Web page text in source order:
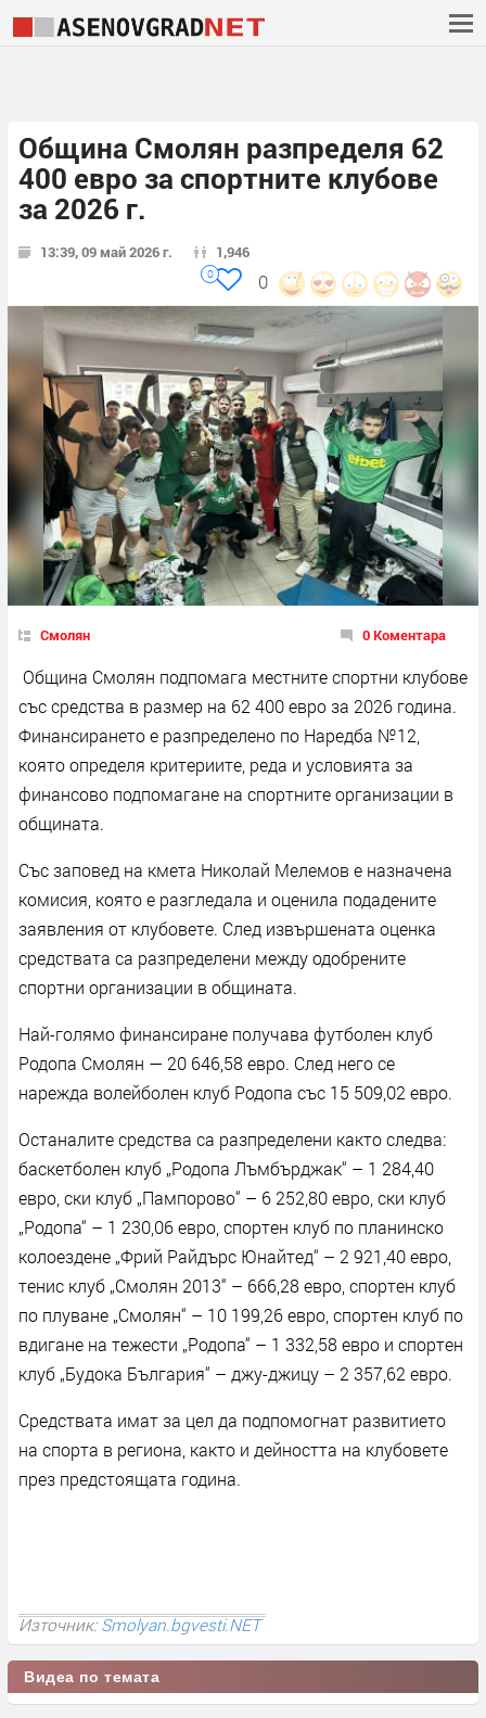
Община Смолян разпределя 62
400 евро за спортните клубове
за 2026 г.
13:39, 09 май 2026 г. 1,946
0
0
Смолян 0 Коментара
Община Смолян подпомага местните спортни клубове
със средства в размер на 62 400 евро за 2026 година.
Финансирането е разпределено по Наредба №12,
която определя критериите, реда и условията за
финансово подпомагане на спортните организации в
общината.
Със заповед на кмета Николай Мелемов е назначена
комисия, която е разгледала и оценила подадените
заявления от клубовете. След извършената оценка
средствата са разпределени между одобрените
спортни организации в общината.
Най-голямо финансиране получава футболен клуб
Родопа Смолян — 20 646,58 евро. След него се
нарежда волейболен клуб Родопа със 15 509,02 евро.
Останалите средства са разпределени както следва:
баскетболен клуб „Родопа Лъмбърджак“ – 1 284,40
евро, ски клуб „Пампорово“ – 6 252,80 евро, ски клуб
„Родопа“ – 1 230,06 евро, спортен клуб по планинско
колоездене „Фрий Райдърс Юнайтед“ – 2 921,40 евро,
тенис клуб „Смолян 2013“ – 666,28 евро, спортен клуб
по плуване „Смолян“ – 10 199,26 евро, спортен клуб по
вдигане на тежести „Родопа“ – 1 332,58 евро и спортен
клуб „Будока България“ – джу-джицу – 2 357,62 евро.
Средствата имат за цел да подпомогнат развитието
на спорта в региона, както и дейността на клубовете
през предстоящата година.
Източник:Smolyan.bgvesti.NET
Видеа по темата